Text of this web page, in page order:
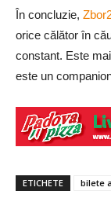
În concluzie,
orice călător în
constant. Este
este un
ETICHETE bilete